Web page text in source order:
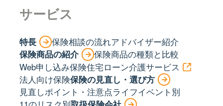
サービス
特長 保険相談の流れアドバイザー紹介
保険商品の紹介
保険商品の種類と比較
Web申し込み保険住宅ローン介護サービス
法人向け保険保険の見直し・選び方
見直しポイント・注意点ライフイベント別